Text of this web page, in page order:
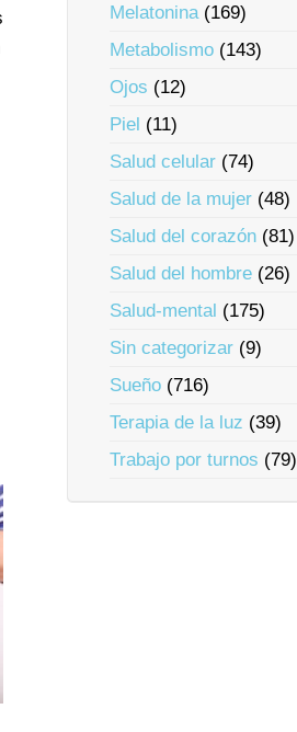
Melatonina(169)
Metabolismo (143)
Ojos (12)
Piel (11)
Salud celular (74)
Salud de la mujer (48)
Salud del corazón (81)
Salud del hombre (26)
Salud-mental (175)
Sin categorizar (9)
Sueño (716)
Terapia de la luz (39)
Trabajo por turnos (79)